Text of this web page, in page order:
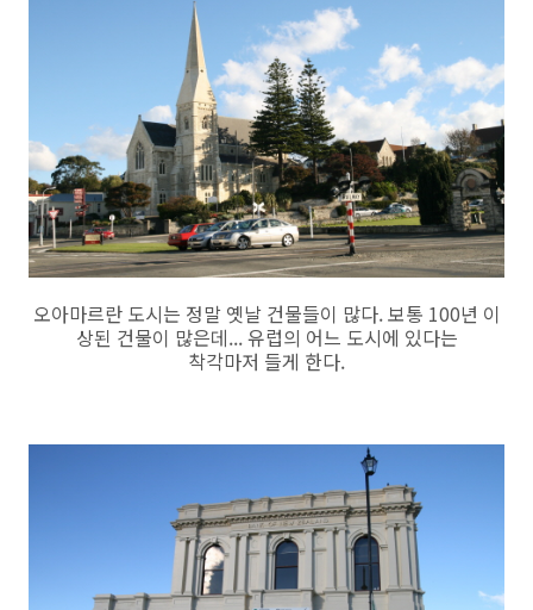
오아마르란 도시는 정말 옛날 건물들이 많다. 보통 100년 이
상된 건물이 많은데... 유럽의 어느 도시에 있다는
착각마저 들게 한다.